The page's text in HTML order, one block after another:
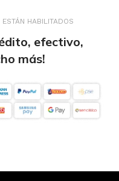
HABILITADOS
efectivo,
más!